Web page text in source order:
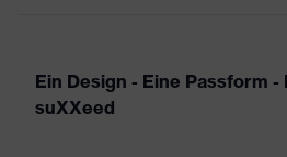
Ein Design - Eine Passform -
suXXeed